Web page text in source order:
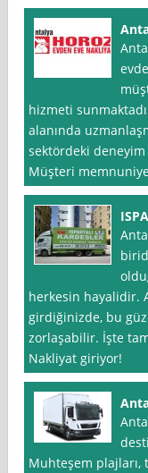
hizmeti
alanında
sektördeki deneyim
Müşteri
herkesin hayalidir.
girdiğinizde, bu
zorlaşabilir. İşte
Nakliyat giriyor!
Muhteşem plajları,